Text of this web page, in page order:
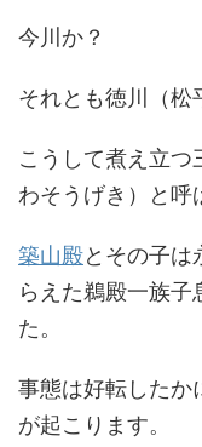
今川か？
それとも徳川（松
こうして煮え立
わそうげき）と呼
築山殿とその子
らえた鵜殿一族子
た。
事態は好転したか
が起こります。